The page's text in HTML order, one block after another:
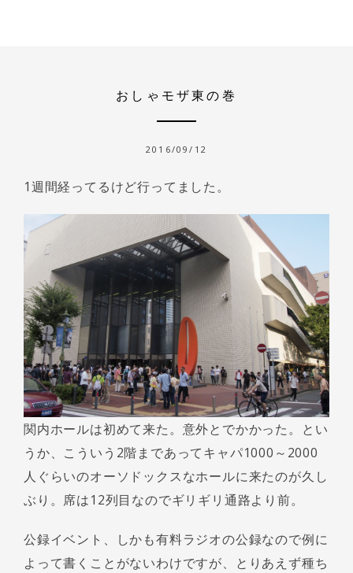
おしゃモザ東の巻
2016/09/12
1週間経ってるけど行ってました。
関内ホールは初めて来た。意外とでかかった。とい
うか、こういう2階まであってキャパ1000～2000
人ぐらいのオーソドックスなホールに来たのが久し
ぶり。席は12列目なのでギリギリ通路より前。
公録イベント、しかも有料ラジオの公録なので例に
よって書くことがないわけですが、とりあえず種ち